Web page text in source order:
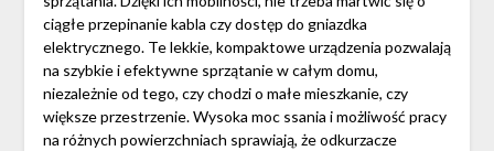
ciągłe przepinanie kabla czy dostęp do gniazdka
elektrycznego. Te lekkie, kompaktowe urządzenia pozwalają
na szybkie i efektywne sprzątanie w całym domu,
niezależnie od tego, czy chodzi o małe mieszkanie, czy
większe przestrzenie. Wysoka moc ssania i możliwość pracy
na różnych powierzchniach sprawiają, że odkurzacze